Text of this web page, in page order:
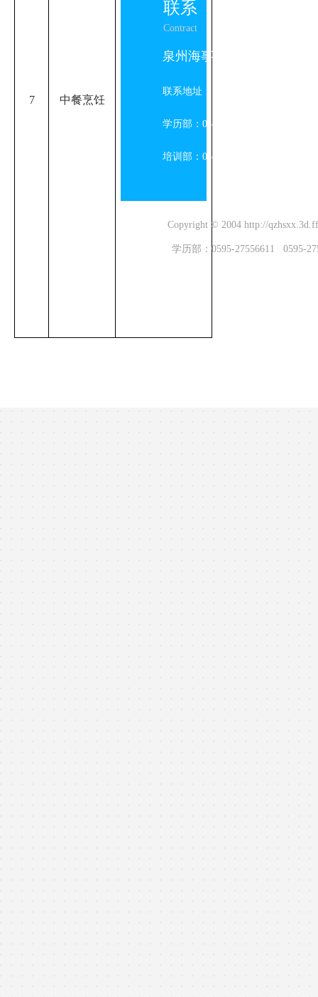
7 中餐烹饪
泉州海事学校
联系地址：福建省泉州市台商投
学历部：0595-27556611
培训部：0595-22689030
联系
Contract
Copyright © 2004 http://
学历部：0595-27556611 0595-